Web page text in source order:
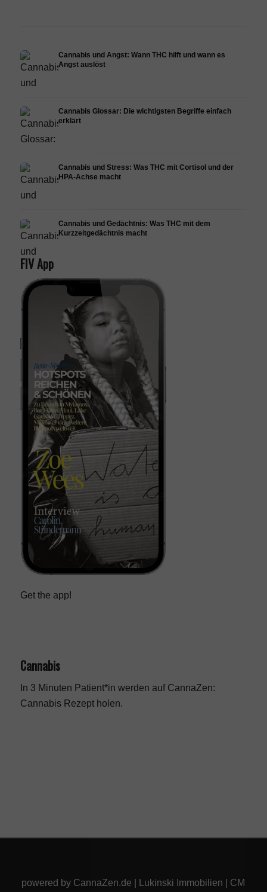
Cannabis und Angst: Wann THC hilft und wann es
Angst auslöst
Cannabis Glossar: Die wichtigsten Begriffe einfach
erklärt
Cannabis und Stress: Was THC mit Cortisol und der
HPA-Achse macht
Cannabis und Gedächtnis: Was THC mit dem
Kurzzeitgedächtnis macht
FIV App
Get the app!
Cannabis
In 3 Minuten Patient*in werden auf CannaZen:
Cannabis Rezeptholen.
powered by CannaZen.de Lukinski Immobilien
CM